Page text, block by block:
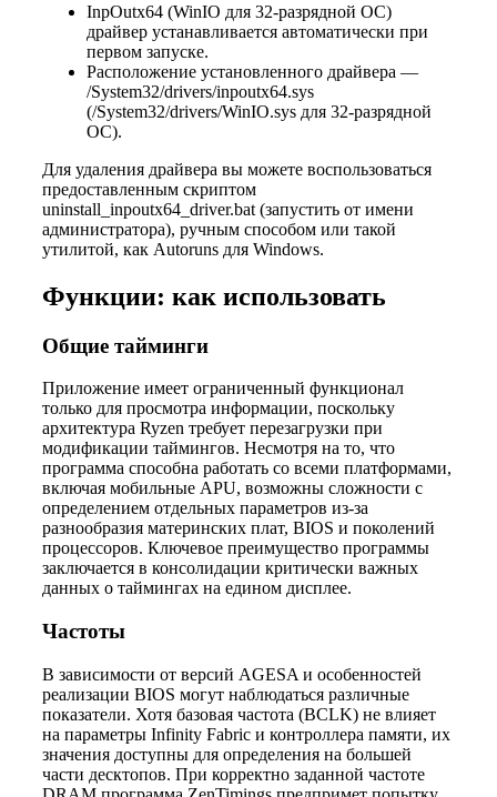
InpOutx64 (WinIO для 32-разрядной ОС)
драйвер устанавливается автоматически при
первом запуске.
Расположение установленного драйвера —
/System32/drivers/inpoutx64.sys
(/System32/drivers/WinIO.sys для 32-разрядной
ОС).
Для удаления драйвера вы можете воспользоваться
предоставленным скриптом
uninstall_inpoutx64_driver.bat (запустить от имени
администратора), ручным способом или такой
утилитой, как Autoruns для Windows.
Функции: как использовать
Общие тайминги
Приложение имеет ограниченный функционал
только для просмотра информации, поскольку
архитектура Ryzen требует перезагрузки при
модификации таймингов. Несмотря на то, что
программа способна работать со всеми платформами,
включая мобильные APU, возможны сложности с
определением отдельных параметров из-за
разнообразия материнских плат, BIOS и поколений
процессоров. Ключевое преимущество программы
заключается в консолидации критически важных
данных о таймингах на едином дисплее.
Частоты
В зависимости от версий AGESA и особенностей
реализации BIOS могут наблюдаться различные
показатели. Хотя базовая частота (BCLK) не влияет
на параметры Infinity Fabric и контроллера памяти, их
значения доступны для определения на большей
части десктопов. При корректно заданной частоте